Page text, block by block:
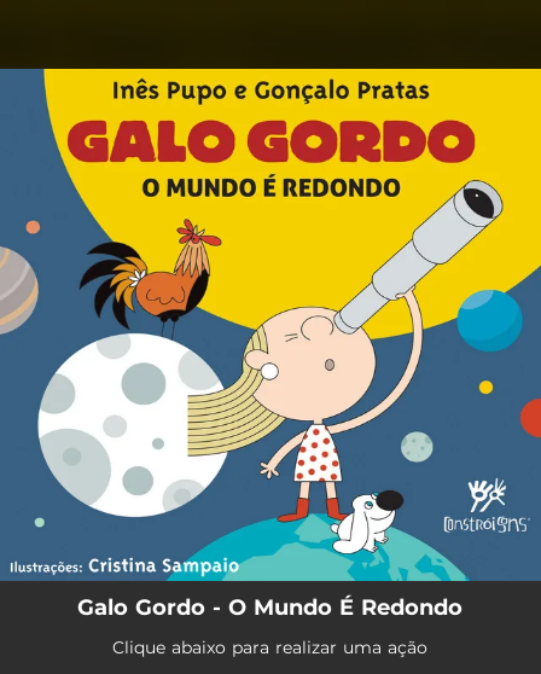
You're all set!
Galo Gordo - O Mundo É Redondo
Clique abaixo para realizar uma ação